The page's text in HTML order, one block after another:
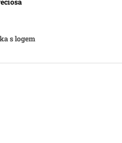
s logem